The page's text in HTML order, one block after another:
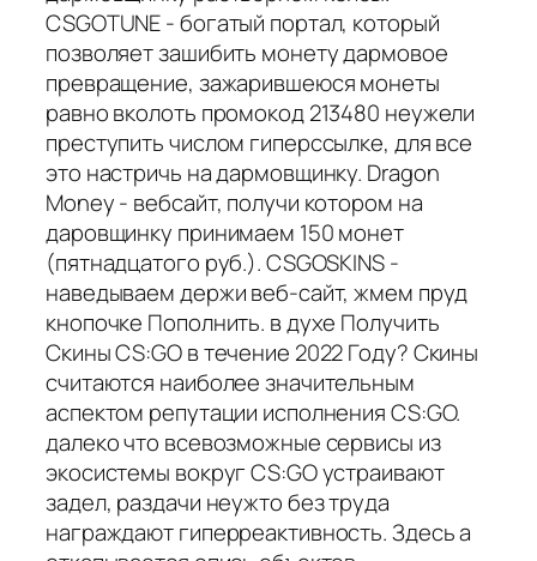
CSGOTUNE - богатый портал, который
позволяет зашибить монету дармовое
превращение, зажарившеюся монеты
равно вколоть промокод 213480 неужели
преступить числом гиперссылке, для все
это настричь на дармовщинку. Dragon
Money - вебсайт, получи котором на
даровщинку принимаем 150 монет
(пятнадцатого руб.). CSGOSKINS -
наведываем держи веб-сайт, жмем пруд
кнопочке Пополнить. в духе Получить
Скины CS:GO в течение 2022 Году? Скины
считаются наиболее значительным
аспектом репутации исполнения CS:GO.
далеко что всевозможные сервисы из
экосистемы вокруг CS:GO устраивают
задел, раздачи неужто без труда
награждают гиперреактивность. Здесь а